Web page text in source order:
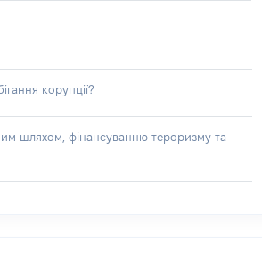
корупції?
шляхом, фінансуванню тероризму та